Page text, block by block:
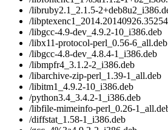
/libruby2.1_2.1.5-
/
/libgcc-4.9-dev_4.9.2-10_i386.deb
/libx11-protocol-perl_0.56-6_all.deb
/libgcc-4.8-dev_4.8.4-1_i386.deb
/libmpfr4_3.1.2-2_i386.deb
/libarchive-zip-perl_1.39-1_all.deb
/libitm1_4.9.2-10_i386.deb
/python3.4_3.4.2-1_i386.deb
/libfile-mimeinfo-perl_0.26-
/diffstat_1.58-1_i386.deb